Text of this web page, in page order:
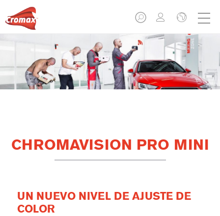
CHROMAVISION PRO MINI
UN NUEVO NIVEL DE AJUSTE DE
COLOR